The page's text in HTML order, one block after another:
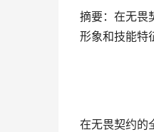
摘要：在无畏
形象和技能特
在无畏契约的